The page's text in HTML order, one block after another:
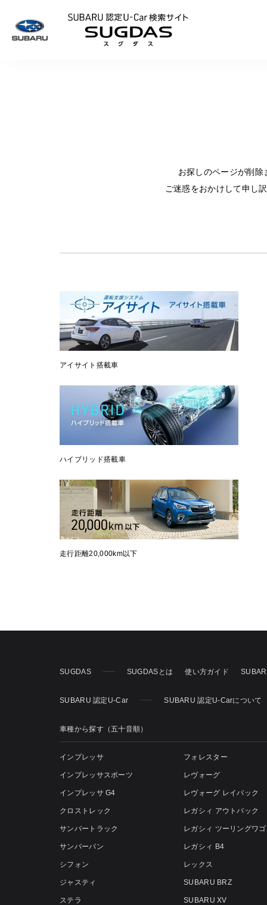
お探しのページが削
ご迷惑をおかけして申し
アイサイト搭載車
ハイブリッド搭載車
走行距離20,000km以下
SUGDAS SUGDASとは 使い方ガイド
SUBARU 認定U-Car SUBARU 認定U-Carについて
車種から探す（五十音順）
インプレッサ
インプレッサスポーツ
インプレッサ G4
クロストレック
サンバートラック
サンバーバン
シフォン
ジャスティ
ステラ
フォレスター
レヴォーグ
レヴォーグ レイバック
レガシィ アウトバック
レガシィ ツーリングワ
レガシィ B4
レックス
SUBARU BRZ
SUBARU XV